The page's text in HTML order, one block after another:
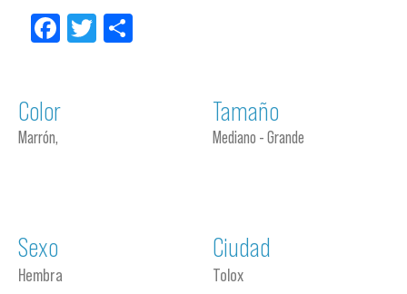
Facebook
Twitter
Color
Marrón,
Tamaño
Mediano - Grande
Sexo
Hembra
Ciudad
Tolox